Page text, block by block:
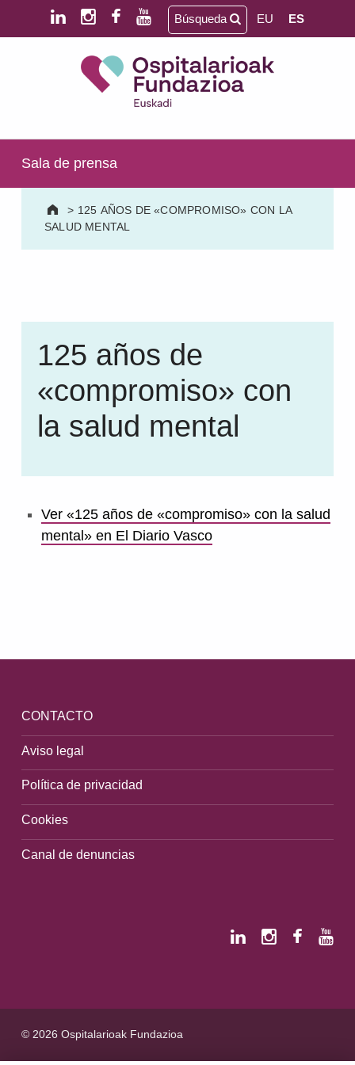
Saltar al contenido principal
Saltar al pie de página
SALUD MENTAL | DISCAPACIDAD INTELECTUAL | NEURORREHABILITACIÓN Y DAÑO CEREBRAL | PERSONA MAYOR
Búsqueda EU ES
Sala de prensa
> 125 AÑOS DE «COMPROMISO» CON LA
SALUD MENTAL
125 años de
«compromiso» con
la salud mental
Ver «125 años de «compromiso» con la salud
mental» en El Diario Vasco
CONTACTO
Aviso legal
Política de privacidad
Cookies
Canal de denuncias
© 2026 Ospitalarioak Fundazioa